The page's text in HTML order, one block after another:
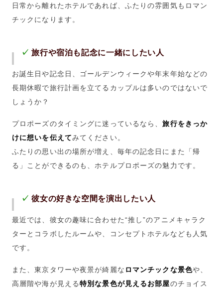
日常から離れたホテルであれば、ふたりの雰囲気もロマン
チックになります。
✓旅行や宿泊も記念に一緒にしたい人
お誕生日や記念日、ゴールデンウィークや年末年始などの
長期休暇で旅行計画を立てるカップルは多いのではないで
しょうか？
プロポーズのタイミングに迷っているなら、旅行をきっか
けに想いを伝えてみてください。
ふたりの思い出の場所が増え、毎年の記念日にまた「帰
る」ことができるのも、ホテルプロポーズの魅力です。
✓彼女の好きな空間を演出したい人
最近では、彼女の趣味に合わせた“推し”のアニメキャラク
ターとコラボしたルームや、コンセプトホテルなども人気
です。
また、東京タワーや夜景が綺麗な ロマンチックな景色や、
高層階や海が見える特別な景色が見えるお部屋のチョイス